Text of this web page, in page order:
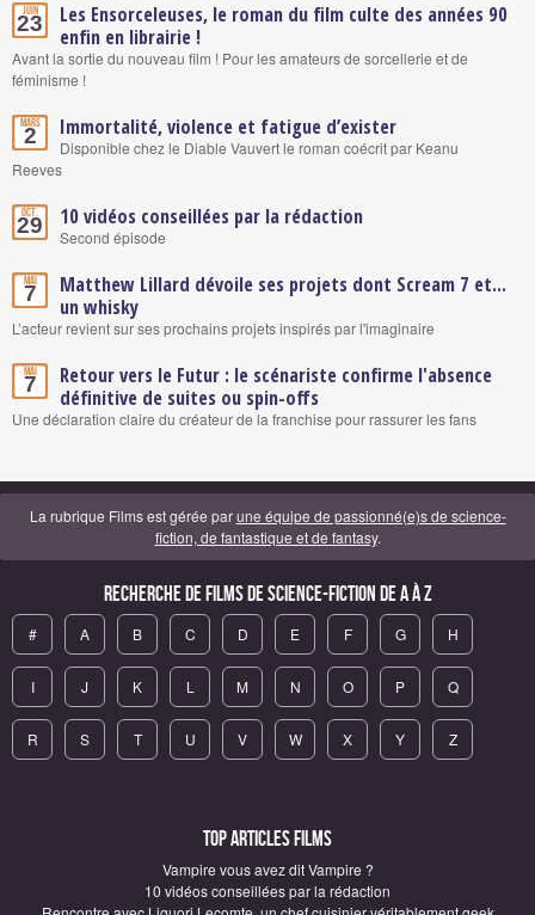
Juin
23
Les Ensorceleuses, le roman du film culte des années 90
enfin en librairie !
Avant la sortie du nouveau film ! Pour les amateurs de sorcellerie et de
féminisme !
Mars
2 Immortalité, violence et fatigue d’exister
Disponible chez le Diable Vauvert le roman coécrit par Keanu
Reeves
Oct.
29 10 vidéos conseillées par la rédaction
Second épisode
Mai
7
Matthew Lillard dévoile ses projets dont Scream 7 et...
un whisky
L’acteur revient sur ses prochains projets inspirés par l'imaginaire
Mai
7
Retour vers le Futur : le scénariste confirme l'absence
définitive de suites ou spin-offs
Une déclaration claire du créateur de la franchise pour rassurer les fans
La rubrique Films est gérée parune équipe de passionné(e)s de science-
fiction, de fantastique et de fantasy.
Recherche de Films de science-fiction de A à Z
# A B C D E F G H
I J K L M N O P Q
R S T U V W X Y Z
Top articles Films
Vampire vous avez dit Vampire ?
10 vidéos conseillées par la rédaction